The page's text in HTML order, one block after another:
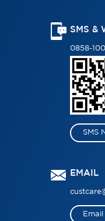
SMS &
0858-
SMS
EMAIL